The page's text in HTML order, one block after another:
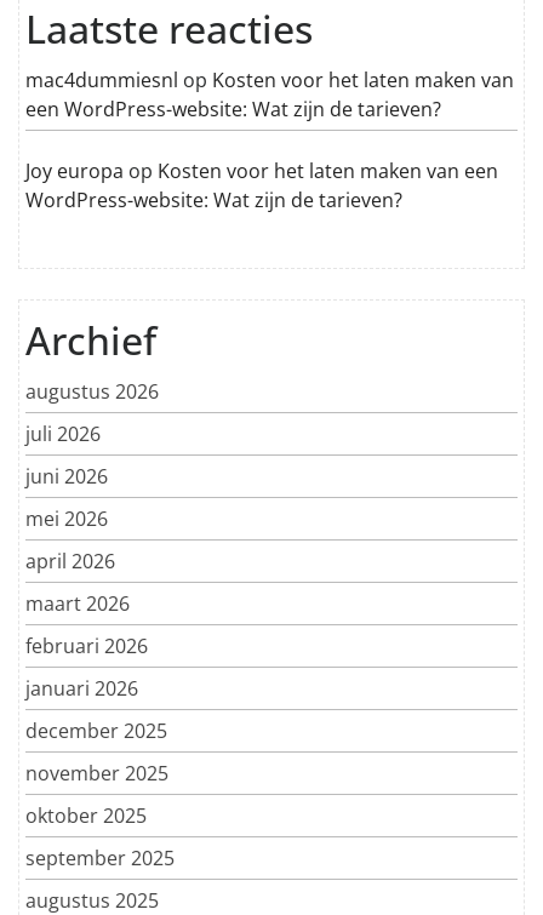
Laatste reacties
mac4dummiesnl op Kosten voor het laten maken van
een WordPress-website: Wat zijn de tarieven?
Joy europa op Kosten voor het laten maken van een
WordPress-website: Wat zijn de tarieven?
Archief
augustus 2026
juli 2026
juni 2026
mei 2026
april 2026
maart 2026
februari 2026
januari 2026
december 2025
november 2025
oktober 2025
september 2025
augustus 2025